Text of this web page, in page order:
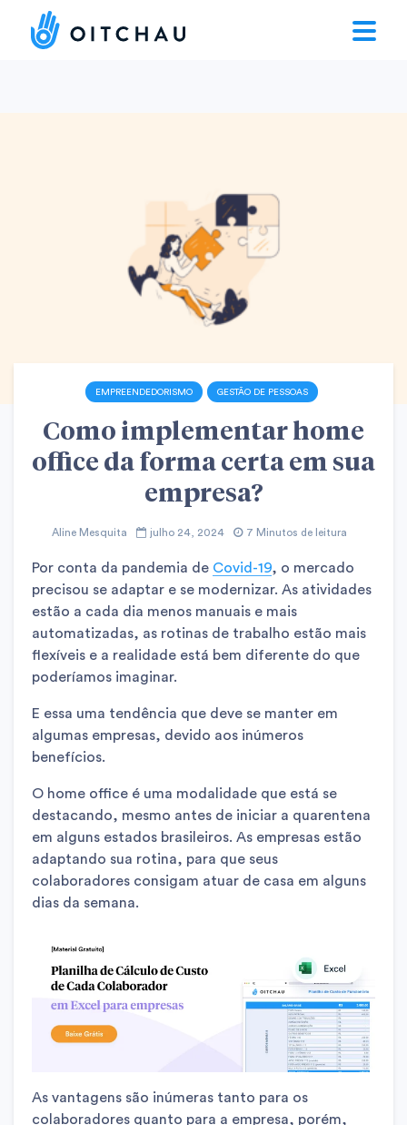
EMPREENDEDORISMO GESTÃO DE PESSOAS
Como implementar home
office da forma certa em sua
empresa?
Aline Mesquita julho 24, 2024 7 Minutos de leitura
Por conta da pandemia de Covid-19, o mercado
precisou se adaptar e se modernizar. As atividades
estão a cada dia menos manuais e mais
automatizadas, as rotinas de trabalho estão mais
flexíveis e a realidade está bem diferente do que
poderíamos imaginar.
E essa uma tendência que deve se manter em
algumas empresas, devido aos inúmeros
benefícios.
O home office é uma modalidade que está se
destacando, mesmo antes de iniciar a quarentena
em alguns estados brasileiros. As empresas estão
adaptando sua rotina, para que seus
colaboradores consigam atuar de casa em alguns
dias da semana.
As vantagens são inúmeras tanto para os
colaboradores quanto para a empresa, porém,